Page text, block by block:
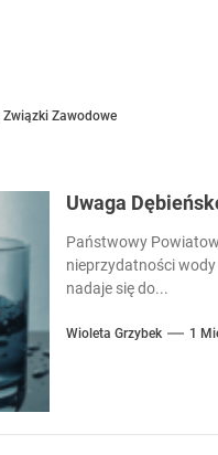
Związki Zawodowe
Uwaga
Państwowy
nieprzydatności wody
nadaje się do...
Wioleta Grzybek 1